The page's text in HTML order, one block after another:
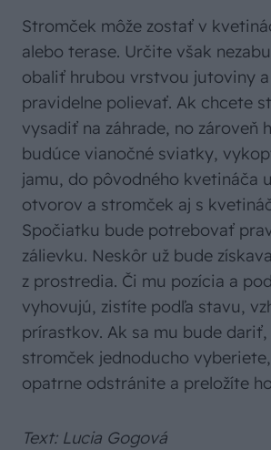
Stromček môže zostať v
alebo terase. Určite však
obaliť hrubou vrstvou jutoviny
pravidelne polievať. Ak chcete
vysadiť na záhrade, no zároveň
budúce vianočné sviatky,
jamu, do pôvodného kvetináča
otvorov a stromček aj s
Spočiatku bude potrebovať
zálievku. Neskôr už bude
z prostredia. Či mu pozícia a
vyhovujú, zistíte podľa stavu,
prírastkov. Ak sa mu bude
stromček jednoducho
opatrne odstránite a preložíte
Text: Lucia Gogová